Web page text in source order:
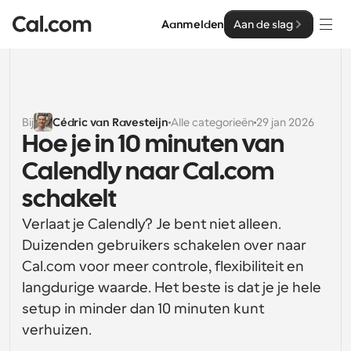
Aanmelden Aan de slag
Oplossingen
Op teamgrootte
Voor individuen
Persoonlijke planning eenvoudig gemaakt
Voor Teams
Samenwerkingsplanning voor groepen
Voor organisaties
Grotere teamsplanning voor meer controle en
beveiliging
Enterprise
Ontwikkelaar
Ontwikkelaarsdocumentatie
Documentatie voor het Cal.com-platform
Hulpbronnen
Lettertype: Cal Sans UI & tekst
Cal.ai
Prijzen
Bij Cédric van Ravesteijn Alle categorieën29 jan 2026
Hoe je in 10 minuten van
Calendly naar Cal.com
schakelt
Verlaat je Calendly? Je bent niet alleen.
Duizenden gebruikers schakelen over naar
Cal.com voor meer controle, flexibiliteit en
langdurige waarde. Het beste is dat je je hele
setup in minder dan 10 minuten kunt
verhuizen.